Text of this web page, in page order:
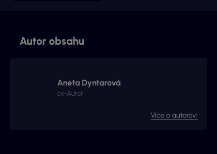
Autor obsahu
Aneta Dyntarová
ex-Autor
Více o autorovi